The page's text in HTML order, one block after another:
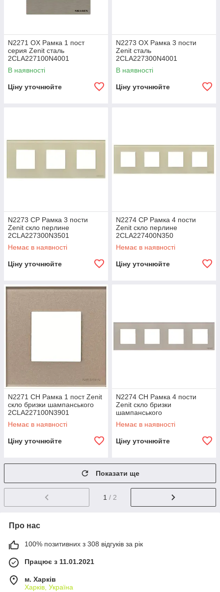
N2271 OX Рамка 1 пост
серия Zenit сталь
2CLA227100N4001
В наявності
Ціну уточнюйте
N2273 OX Рамка 3 пости
Zenit сталь
2CLA227300N4001
В наявності
Ціну уточнюйте
N2273 CP Рамка 3 пости
Zenit скло перлине
2CLA227300N3501
Немає в наявності
Ціну уточнюйте
N2274 CP Рамка 4 пости
Zenit скло перлине
2CLA227400N350
Немає в наявності
Ціну уточнюйте
N2271 CH Рамка 1 пост Zenit
скло бризки шампанського
2CLA227100N3901
Немає в наявності
Ціну уточнюйте
N2274 CH Рамка 4 пости
Zenit скло бризки
шампанського
2CLA227400N3901
Немає в наявності
Ціну уточнюйте
Показати ще
1 / 2
Про нас
100% позитивних з 308 відгуків за рік
Працює з 11.01.2021
м. Харків
Харків, Україна